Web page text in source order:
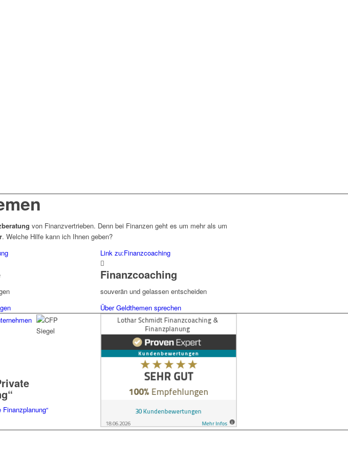
von Finanzvertrieben. Denn bei Finanzen geht es um mehr als um
. Welche Hilfe kann ich Ihnen geben?
Link zu:Finanzcoaching
Finanzcoaching
souverän und gelassen entscheiden
Über Geldthemen sprechen